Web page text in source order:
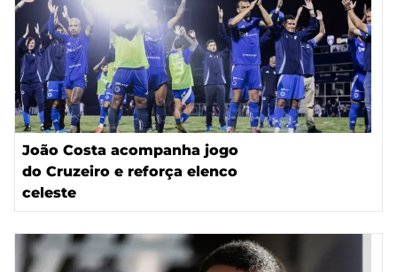
João Costa acompanha jogo
do Cruzeiro e reforça elenco
celeste